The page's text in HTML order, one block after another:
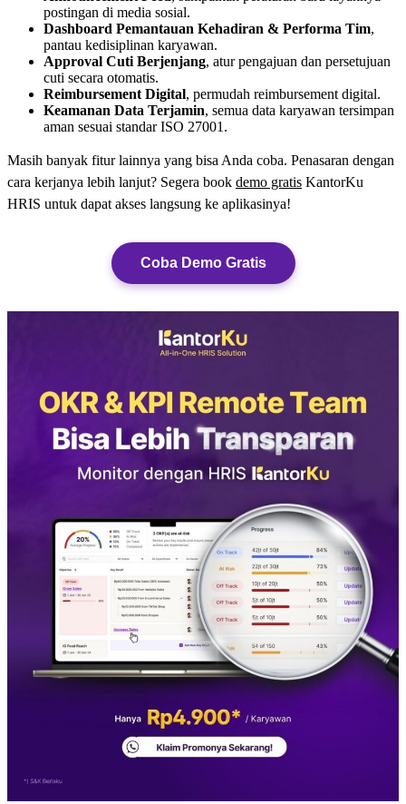
postingan di media sosial.
Dashboard Pemantauan Kehadiran & Performa Tim,
pantau kedisiplinan karyawan.
Approval Cuti Berjenjang, atur pengajuan dan persetujuan
cuti secara otomatis.
Reimbursement Digital, permudah reimbursement digital.
Keamanan Data Terjamin, semua data karyawan tersimpan
aman sesuai standar ISO 27001.
Masih banyak fitur lainnya yang bisa Anda coba. Penasaran dengan
cara kerjanya lebih lanjut? Segera book demo gratis KantorKu
HRIS untuk dapat akses langsung ke aplikasinya!
Coba Demo Gratis